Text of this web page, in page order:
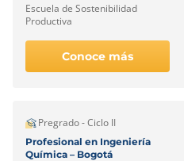
Escuela de Sostenibilidad
Productiva
Conoce más
Pregrado - Ciclo II
Profesional en Ingeniería
Química – Bogotá